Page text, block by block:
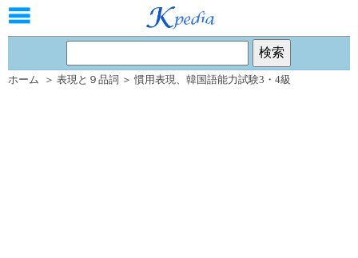
ホーム ＞ 表現と９品詞 ＞ 慣用表現、 韓国語能力試験3・4級